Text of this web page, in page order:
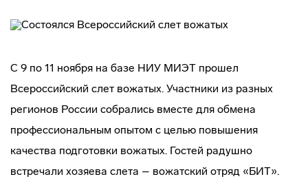
С 9 по 11 ноября на базе НИУ МИЭТ прошел
Всероссийский слет вожатых. Участники из разных
регионов России собрались вместе для обмена
профессиональным опытом с целью повышения
качества подготовки вожатых. Гостей радушно
встречали хозяева слета – вожатский отряд «БИТ».